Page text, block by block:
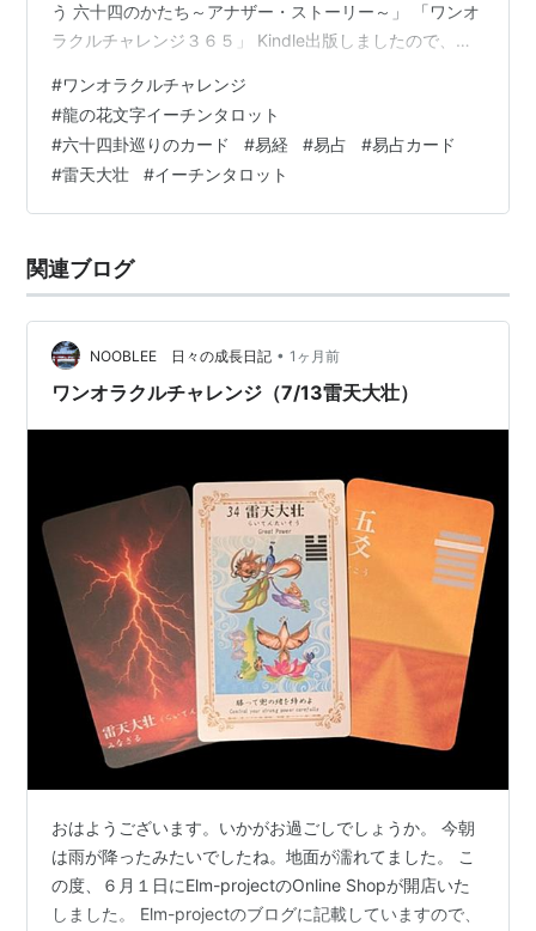
う 六十四のかたち～アナザー・ストーリー～」 「ワンオ
ラクルチャレンジ３６５」 Kindle出版しましたので、電
覧ください。 elmproject.hateblo.jp そんな一日ですが、
今日もワンオラクルチャレンジ、しました。 ワンオラク
ルチャレンジも2周年になりました。 ★ワンオラクルチ
ャレンジとは？★ 「ワンオラクル」というタロットカー
ドの占い方で、 毎日の運勢を占っているので「ワン…
#ワンオラクルチャレンジ
#龍の花文字イーチンタロット
#六十四卦巡りのカード #易経 #易占 #易占カード
#雷天大壮 #イーチンタロット
関連ブログ
NOOBLEE 日々の成長日記 • 1ヶ月前
ワンオラクルチャレンジ（7/13雷天大壮）
おはようございます。いかがお過ごしでしょうか。 今朝
は雨が降ったみたいでしたね。地面が濡れてました。 こ
の度、６月１日にElm-projectのOnline Shopが開店いた
しました。 Elm-projectのブログに記載していますので、